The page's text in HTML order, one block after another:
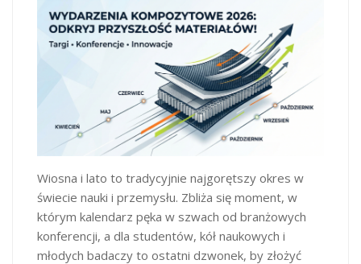
Wiosna i lato to tradycyjnie najgorętszy okres w
świecie nauki i przemysłu. Zbliża się moment, w
którym kalendarz pęka w szwach od branżowych
konferencji, a dla studentów, kół naukowych i
młodych badaczy to ostatni dzwonek, by złożyć